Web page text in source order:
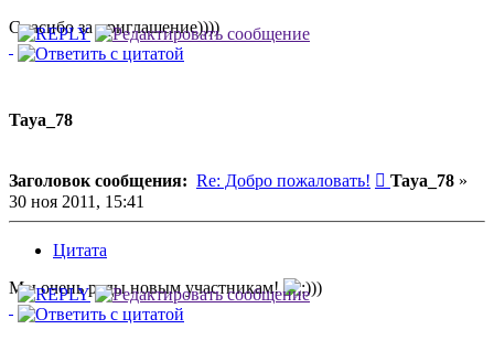
Спасибо за приглашение))))
Taya_78
Заголовок сообщения: Re: Добро пожаловать! Сообщение
Taya_78 »
30 ноя 2011, 15:41
Цитата
Мы очень рады новым участникам!
))